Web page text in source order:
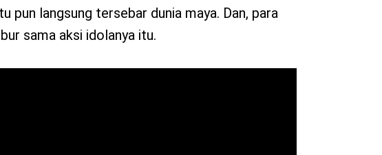
pun langsung tersebar dunia maya. Dan, para
sama aksi idolanya itu.